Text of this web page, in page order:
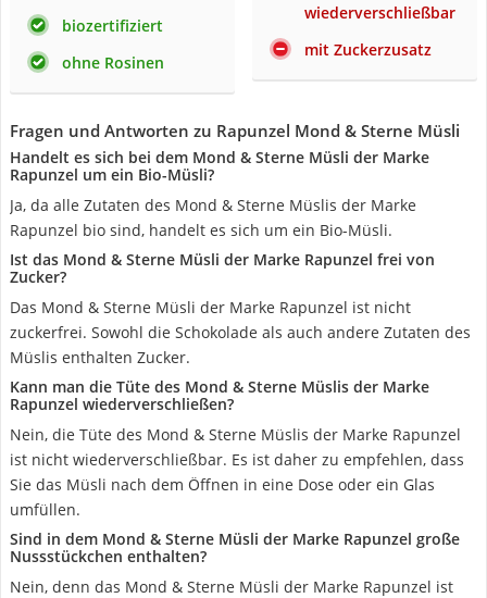
biozertifiziert
ohne Rosinen
wiederverschließbar
mit Zuckerzusatz
Fragen und Antworten zu Rapunzel Mond & Sterne Müsli
Handelt es sich bei dem Mond & Sterne Müsli der Marke
Rapunzel um ein Bio-Müsli?
Ja, da alle Zutaten des Mond & Sterne Müslis der Marke
Rapunzel bio sind, handelt es sich um ein Bio-Müsli.
Ist das Mond & Sterne Müsli der Marke Rapunzel frei von
Zucker?
Das Mond & Sterne Müsli der Marke Rapunzel ist nicht
zuckerfrei. Sowohl die Schokolade als auch andere Zutaten des
Müslis enthalten Zucker.
Kann man die Tüte des Mond & Sterne Müslis der Marke
Rapunzel wiederverschließen?
Nein, die Tüte des Mond & Sterne Müslis der Marke Rapunzel
ist nicht wiederverschließbar. Es ist daher zu empfehlen, dass
Sie das Müsli nach dem Öffnen in eine Dose oder ein Glas
umfüllen.
Sind in dem Mond & Sterne Müsli der Marke Rapunzel große
Nussstückchen enthalten?
Nein, denn das Mond & Sterne Müsli der Marke Rapunzel ist